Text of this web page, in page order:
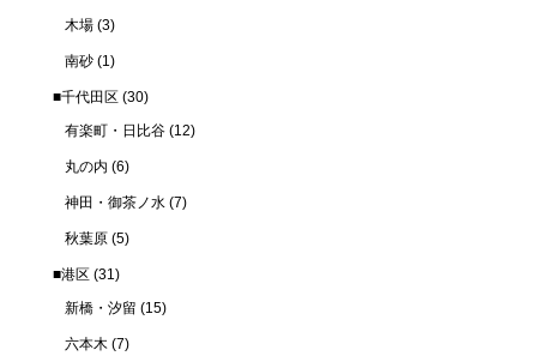
木場 (3)
南砂 (1)
■千代田区 (30)
有楽町・日比谷 (12)
丸の内 (6)
神田・御茶ノ水 (7)
秋葉原 (5)
■港区 (31)
新橋・汐留 (15)
六本木 (7)